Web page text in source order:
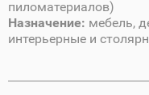
пиломатериалов)
Назначение: мебель,
интерьерные и